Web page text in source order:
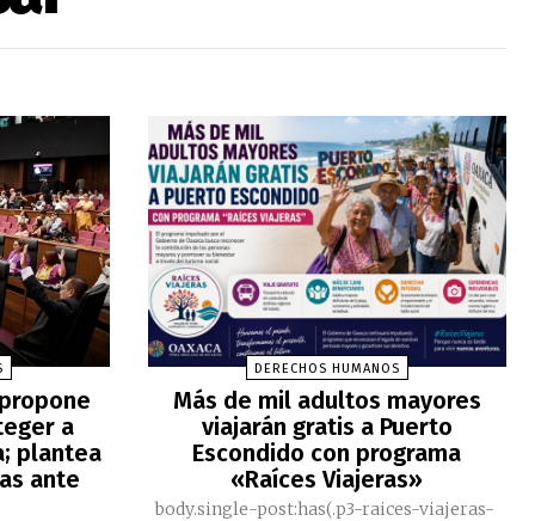
a
plantea
ante
DERECHOS HUMANOS
Más de mil adultos mayores
viajarán gratis a Puerto
Escondido con programa
«Raíces Viajeras»
body.single-post:has(.p3-raices-viajeras-